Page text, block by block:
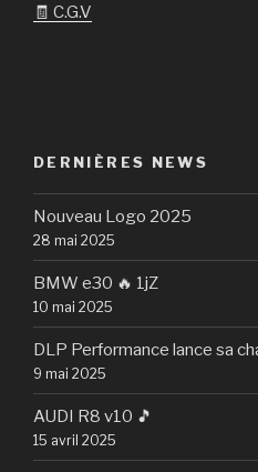
🧾 C.G.V
DERNIÈRES NEWS
Nouveau Logo 2025
28 mai 2025
BMW e30 🔥 1jZ
10 mai 2025
DLP Performance lance sa
9 mai 2025
AUDI R8 v10 🎵
15 avril 2025